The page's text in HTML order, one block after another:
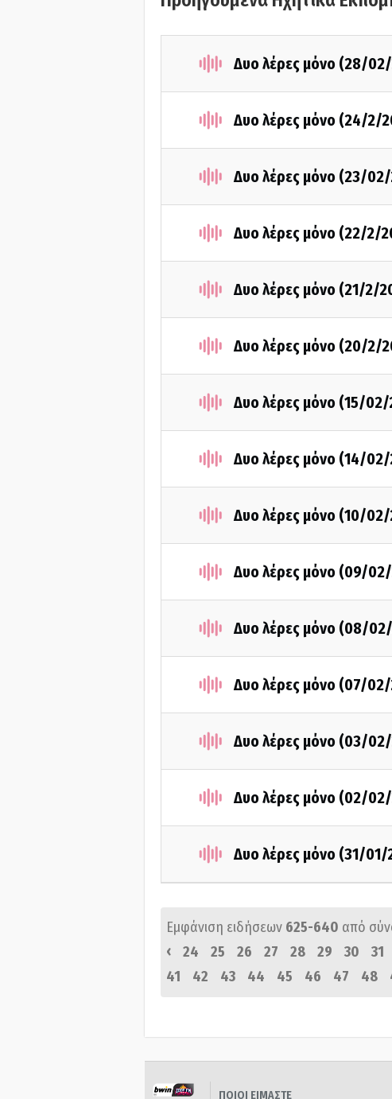
Δυο λέρες μόνο (28/
Δυο λέρες μόνο (24/2/
Δυο λέρες μόνο (23/
Δυο λέρες μόνο (22/2/
Δυο λέρες μόνο (21/2/
Δυο λέρες μόνο (20/2/
Δυο λέρες μόνο (15/
Δυο λέρες μόνο (14/
Δυο λέρες μόνο (10/
Δυο λέρες μόνο (09/
Δυο λέρες μόνο (08/
Δυο λέρες μόνο (07/
Δυο λέρες μόνο (03/
Δυο λέρες μόνο (02/
Δυο λέρες μόνο (31/01/
Εμφάνιση ειδήσεων 625-640 από
‹
24 25 26 27 28 29 30 31
41
42 43 44 45 46 47 48
ΠΟΙΟΙ ΕΙΜΑΣΤΕ